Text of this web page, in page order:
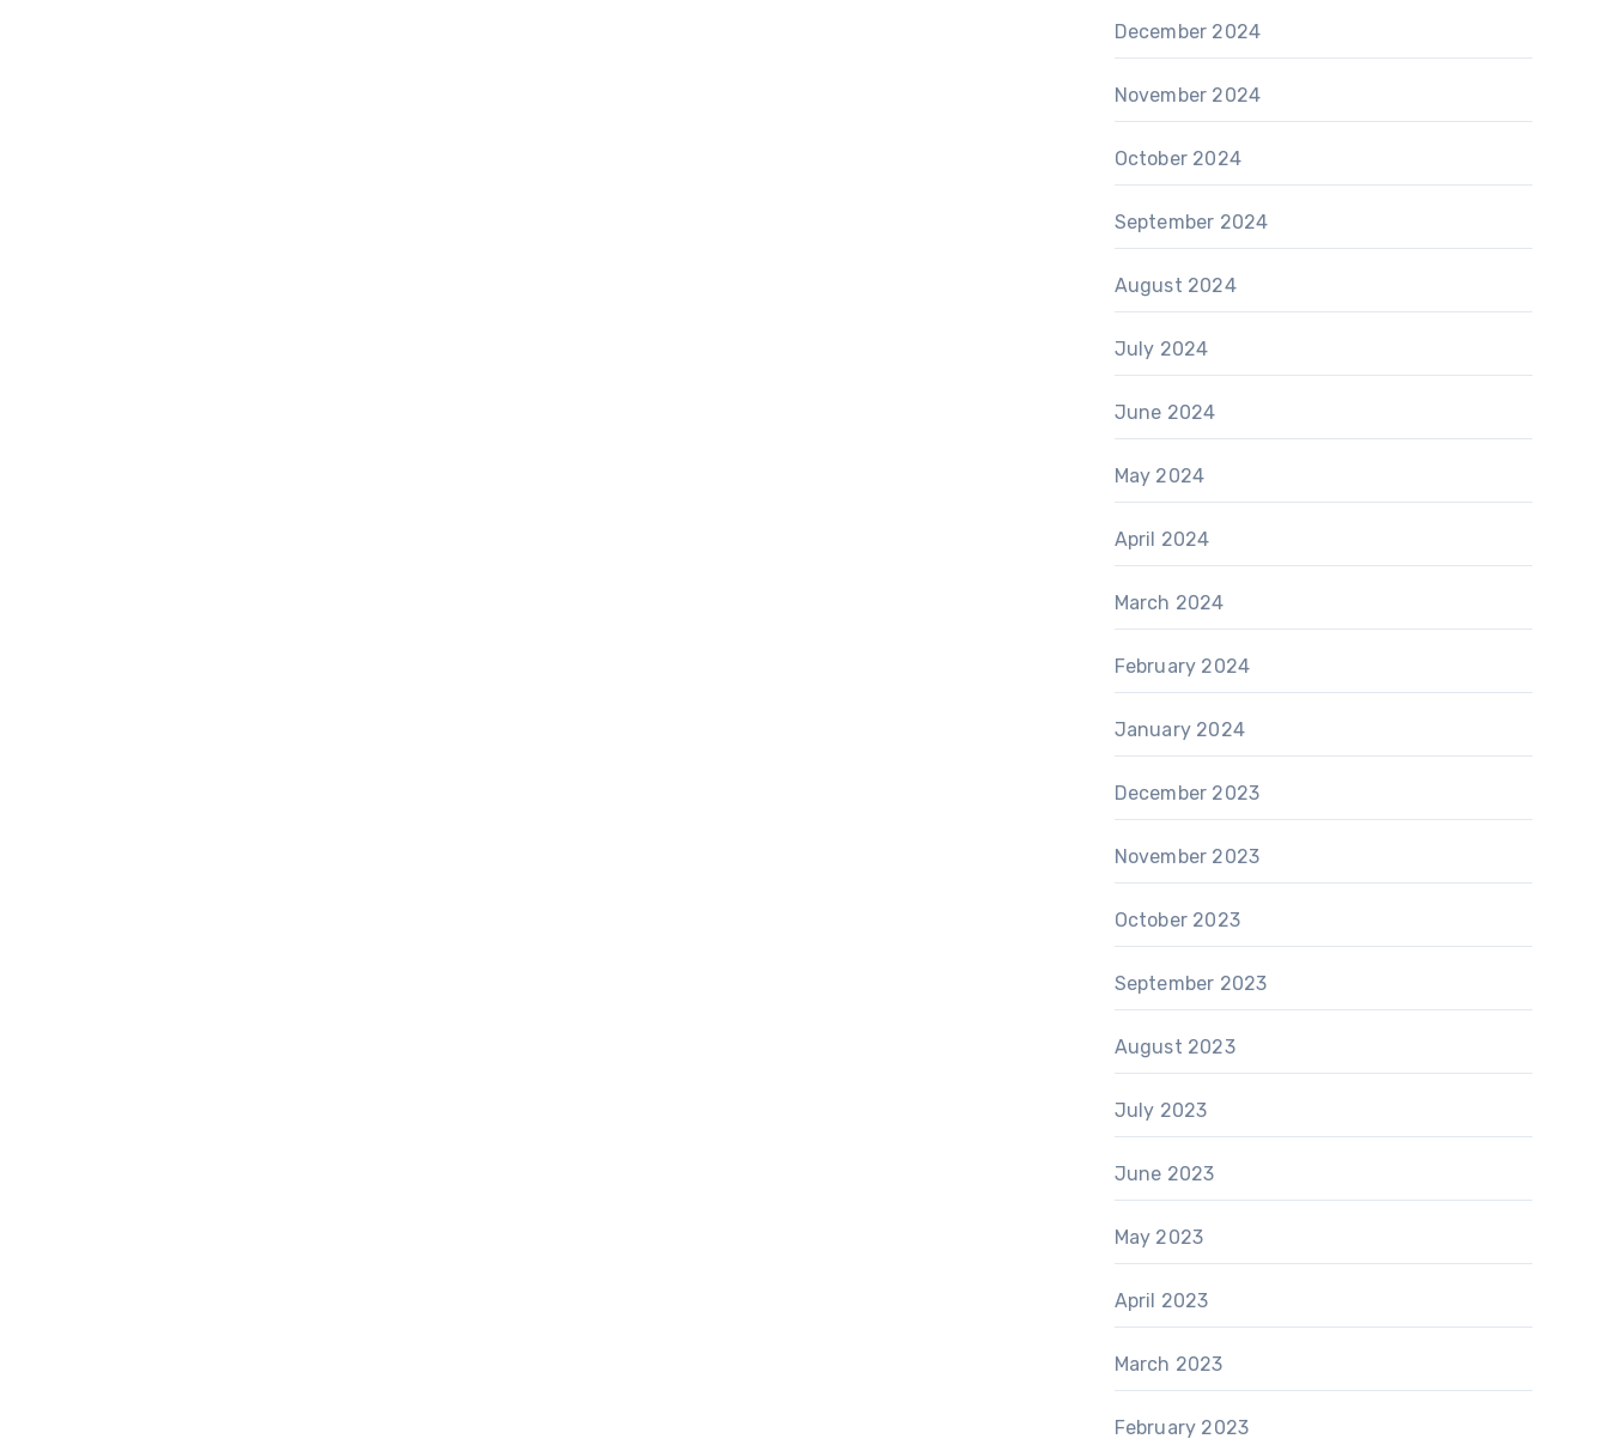
December 2024
November 2024
October 2024
September 2024
August 2024
July 2024
June 2024
May 2024
April 2024
March 2024
February 2024
January 2024
December 2023
November 2023
October 2023
September 2023
August 2023
July 2023
June 2023
May 2023
April 2023
March 2023
February 2023